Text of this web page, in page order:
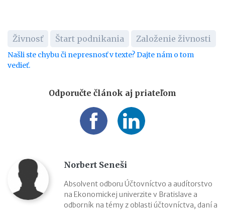
Živnosť Štart podnikania Založenie živnosti
Našli ste chybu či nepresnosť v texte? Dajte nám o tom
vedieť.
Odporučte článok aj priateľom
Norbert Seneši
Absolvent odboru Účtovníctvo a audítorstvo
na Ekonomickej univerzite v Bratislave a
odborník na témy z oblasti účtovníctva, daní a